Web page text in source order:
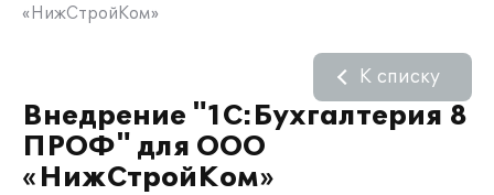
«НижСтройКом»
Внедрение "1С:Бухгалтерия 8
ПРОФ" для ООО
«НижСтройКом»
К списку